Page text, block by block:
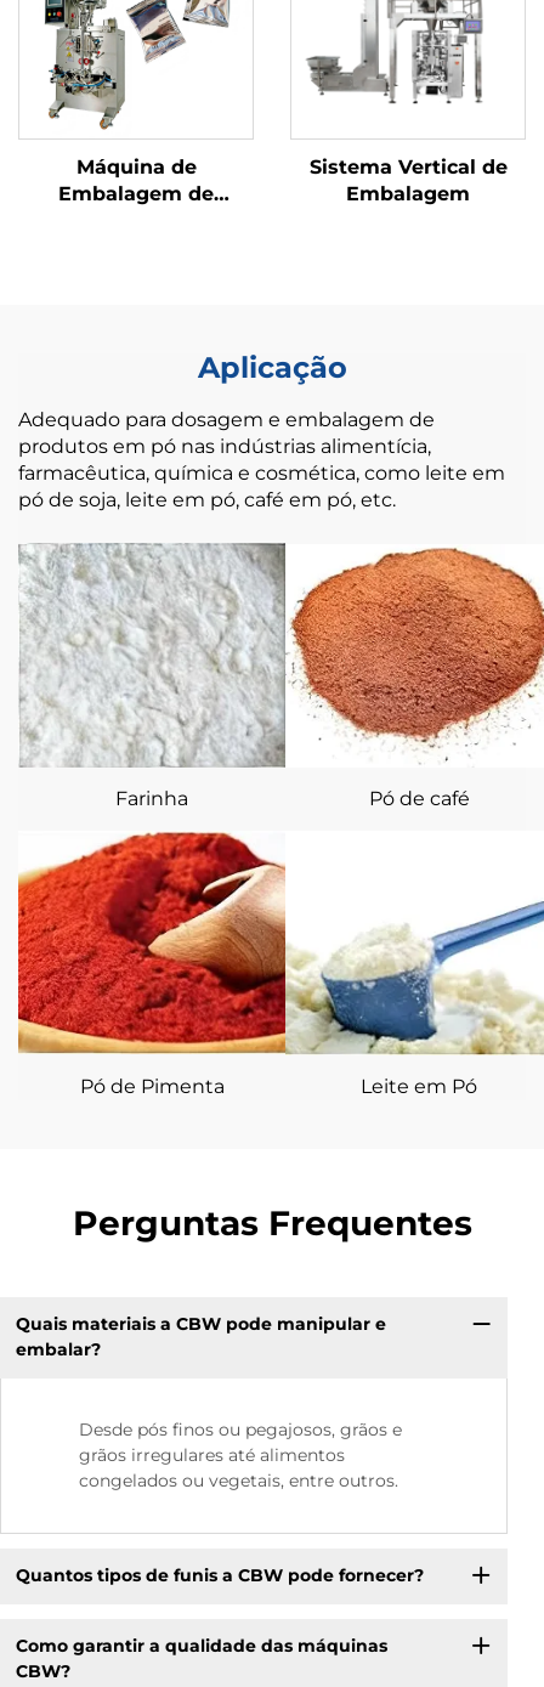
Máquina de
Embalagem de
Sistema Vertical de
Embalagem
Aplicação
Adequado para dosagem e embalagem de
produtos em pó nas indústrias alimentícia,
farmacêutica, química e cosmética, como leite em
pó de soja, leite em pó, café em pó, etc.
Farinha Pó de café
Pó de Pimenta Leite em Pó
Perguntas Frequentes
Quais materiais a CBW pode manipular e
embalar?
Desde pós finos ou pegajosos, grãos e
grãos irregulares até alimentos
congelados ou vegetais, entre outros.
Quantos tipos de funis a CBW pode fornecer?
Como garantir a qualidade das máquinas
CBW?